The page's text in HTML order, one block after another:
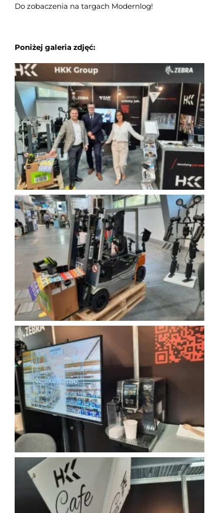
Do zobaczenia na targach Modernlog!
Poniżej galeria zdjęć: